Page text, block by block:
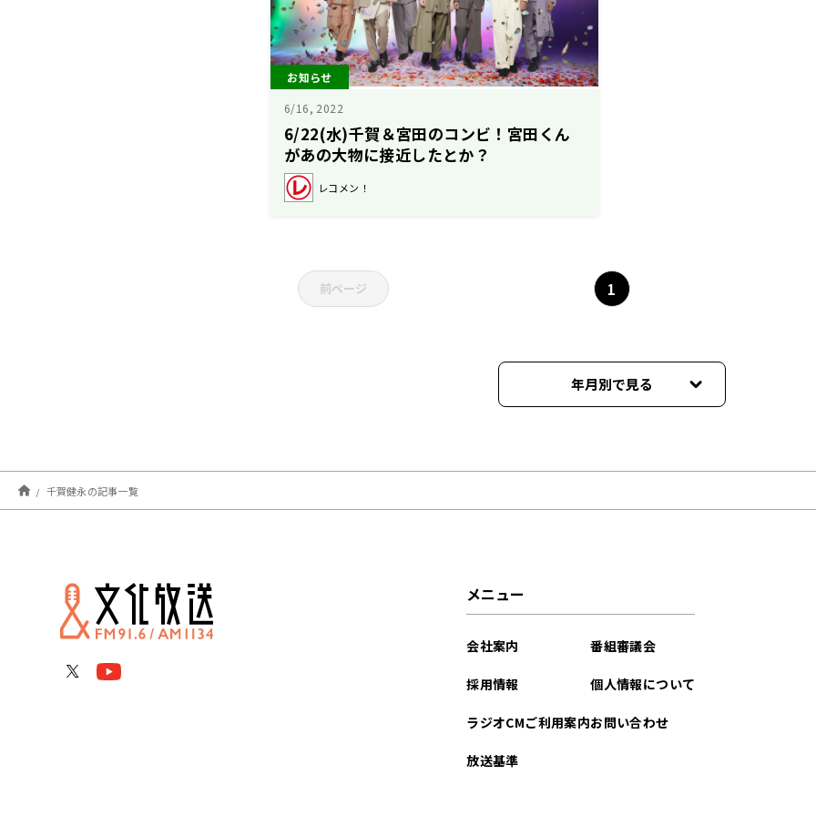
お知らせ
6/16, 2022
6/22(水)千賀＆宮田のコンビ！宮田くん
があの大物に接近したとか？
レコメン！
前ページ 1
年月別で見る
2026年01月
2025年11月
千賀健永の記事一覧
メニュー
会社案内
採用情報
ラジオCMご利用案内
放送基準
番組審議会
個人情報について
お問い合わせ